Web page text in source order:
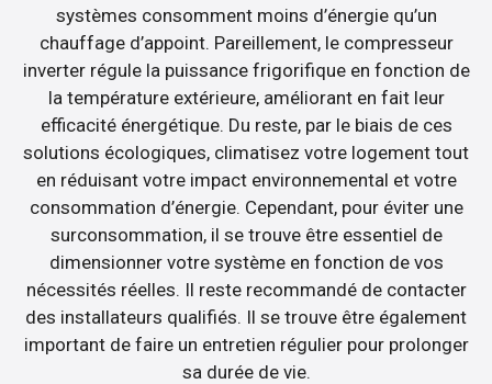
systèmes consomment moins d’énergie qu’un
chauffage d’appoint. Pareillement, le compresseur
inverter régule la puissance frigorifique en fonction de
la température extérieure, améliorant en fait leur
efficacité énergétique. Du reste, par le biais de ces
solutions écologiques, climatisez votre logement tout
en réduisant votre impact environnemental et votre
consommation d’énergie. Cependant, pour éviter une
surconsommation, il se trouve être essentiel de
dimensionner votre système en fonction de vos
nécessités réelles. Il reste recommandé de contacter
des installateurs qualifiés. Il se trouve être également
important de faire un entretien régulier pour prolonger
sa durée de vie.